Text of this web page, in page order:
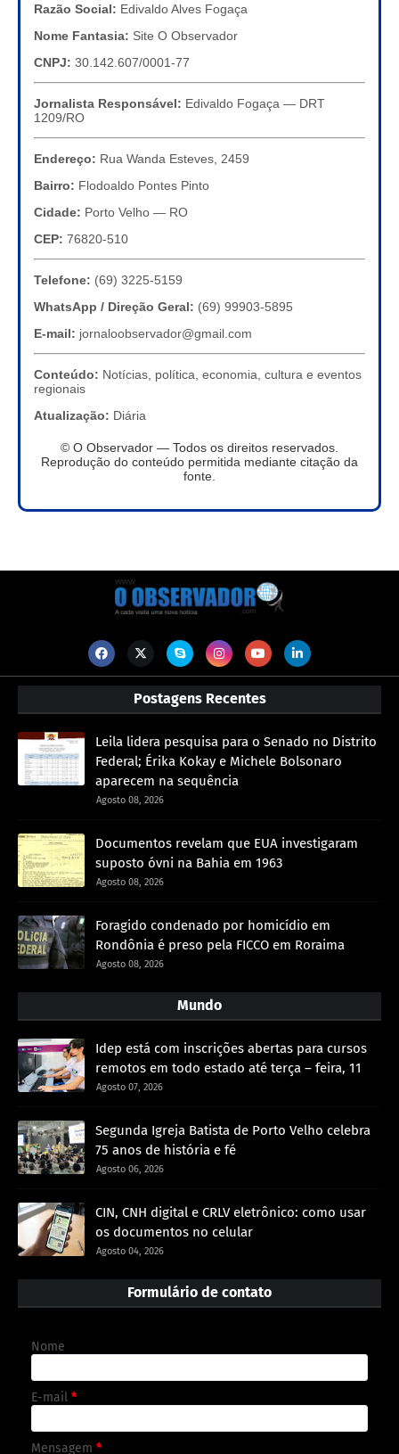
Razão Social: Edivaldo Alves Fogaça
Nome Fantasia: Site O Observador
CNPJ: 30.142.607/0001-77
Jornalista Responsável: Edivaldo Fogaça — DRT
1209/RO
Endereço: Rua Wanda Esteves, 2459
Bairro: Flodoaldo Pontes Pinto
Cidade: Porto Velho — RO
CEP: 76820-510
Telefone: (69) 3225-5159
WhatsApp / Direção Geral: (69) 99903-5895
E-mail: jornaloobservador@gmail.com
Conteúdo: Notícias, política, economia, cultura e eventos
regionais
Atualização: Diária
© O Observador — Todos os direitos reservados.
Reprodução do conteúdo permitida mediante citação da
fonte.
Postagens Recentes
Leila lidera pesquisa para o Senado no Distrito
Federal; Érika Kokay e Michele Bolsonaro
aparecem na sequência
Agosto 08, 2026
Documentos revelam que EUA investigaram
suposto óvni na Bahia em 1963
Agosto 08, 2026
Foragido condenado por homicídio em
Rondônia é preso pela FICCO em Roraima
Agosto 08, 2026
Mundo
Idep está com inscrições abertas para cursos
remotos em todo estado até terça – feira, 11
Agosto 07, 2026
Segunda Igreja Batista de Porto Velho celebra
75 anos de história e fé
Agosto 06, 2026
CIN, CNH digital e CRLV eletrônico: como usar
os documentos no celular
Agosto 04, 2026
Formulário de contato
Nome
E-mail *
Mensagem *